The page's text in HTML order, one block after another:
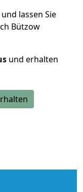
lassen Sie
Bützow
und erhalten